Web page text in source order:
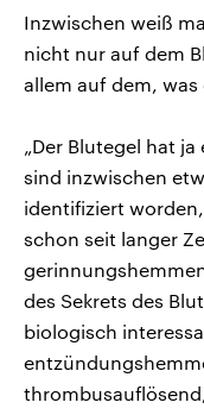
Inzwischen weiß
nicht nur auf dem
allem auf dem, was
„Der Blutegel hat
sind inzwischen
identifiziert
schon seit langer
des Sekrets des
biologisch